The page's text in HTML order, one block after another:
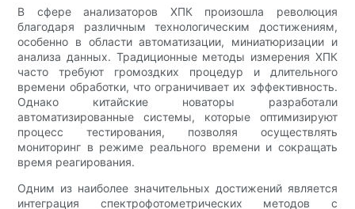
В сфере анализаторов ХПК произошла революция
благодаря различным технологическим достижениям,
особенно в области автоматизации, миниатюризации и
анализа данных. Традиционные методы измерения ХПК
часто требуют громоздких процедур и длительного
времени обработки, что ограничивает их эффективность.
Однако китайские новаторы разработали
автоматизированные системы, которые оптимизируют
процесс тестирования, позволяя осуществлять
мониторинг в режиме реального времени и сокращать
время реагирования.
Одним из наиболее значительных достижений является
интеграция спектрофотометрических методов с